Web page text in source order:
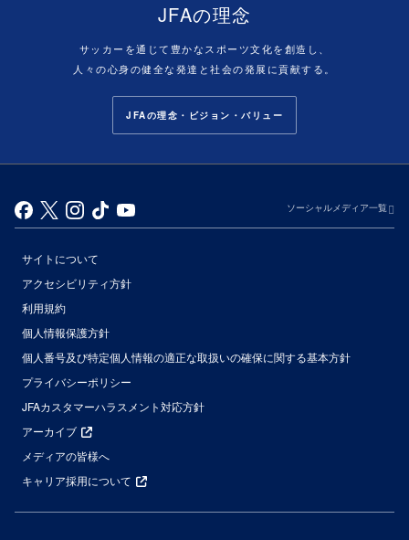
JFAの理念
サッカーを通じて豊かなスポーツ文化を創造し、
人々の心身の健全な発達と社会の発展に貢献する。
JFAの理念・ビジョン・バリュー
ソーシャルメディア一覧
サイトについて
アクセシビリティ方針
利用規約
個人情報保護方針
個人番号及び特定個人情報の適正な取扱いの確保に関する基本方針
プライバシーポリシー
JFAカスタマーハラスメント対応方針
アーカイブ
メディアの皆様へ
キャリア採用について